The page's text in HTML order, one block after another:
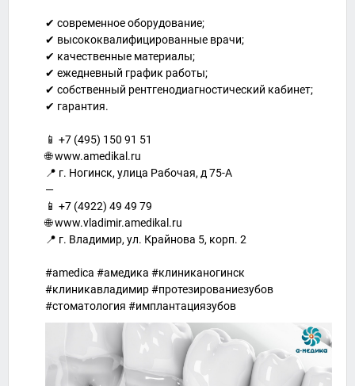
✔ современное оборудование;
✔ высококвалифицированные врачи;
✔ качественные материалы;
✔ ежедневный график работы;
✔ собственный рентгенодиагностический кабинет;
✔ гарантия.
📱 +7 (495) 150 91 51
🌐 www.amedikal.ru
📍 г. Ногинск, улица Рабочая, д 75-А
—
📱 +7 (4922) 49 49 79
🌐 www.vladimir.amedikal.ru
📍 г. Владимир, ул. Крайнова 5, корп. 2
#amedica #амедика #клиниканогинск
#клиникавладимир #протезированиезубов
#стоматология #имплантациязубов